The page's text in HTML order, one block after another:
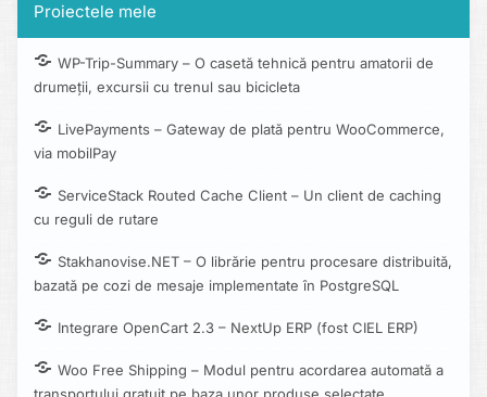
Proiectele mele
WP-Trip-Summary – O casetă tehnică pentru amatorii de
drumeții, excursii cu trenul sau bicicleta
LivePayments – Gateway de plată pentru WooCommerce,
via mobilPay
ServiceStack Routed Cache Client – Un client de caching
cu reguli de rutare
Stakhanovise.NET – O librărie pentru procesare distribuită,
bazată pe cozi de mesaje implementate în PostgreSQL
Integrare OpenCart 2.3 – NextUp ERP (fost CIEL ERP)
Woo Free Shipping – Modul pentru acordarea automată a